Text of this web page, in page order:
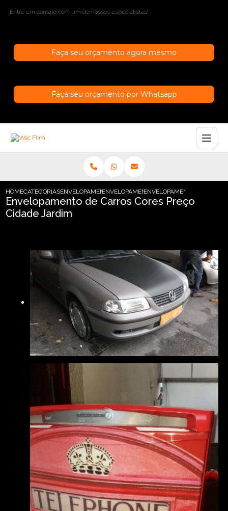
Entre em contato com um de nossos especialistas!
Faça seu orçamento agora mesmo
Faça seu orçamento por Whatsapp
HOMECATEGORIASENVELOPAMENTO DE CARROS
ENVELOPAMENTO CARRO SAO PAULO
ENVELOPAMENTO DE
Envelopamento de Carros Cores Preço
Cidade Jardim